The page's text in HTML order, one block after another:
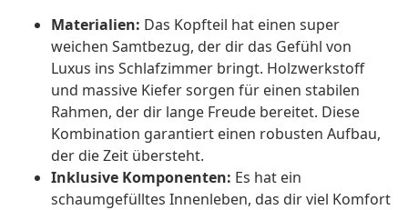
Materialien: Das Kopfteil hat einen super
weichen Samtbezug, der dir das Gefühl von
Luxus ins Schlafzimmer bringt. Holzwerkstoff
und massive Kiefer sorgen für einen stabilen
Rahmen, der dir lange Freude bereitet. Diese
Kombination garantiert einen robusten Aufbau,
der die Zeit übersteht.
Inklusive Komponenten: Es hat ein
schaumgefülltes Innenleben, das dir viel Komfort